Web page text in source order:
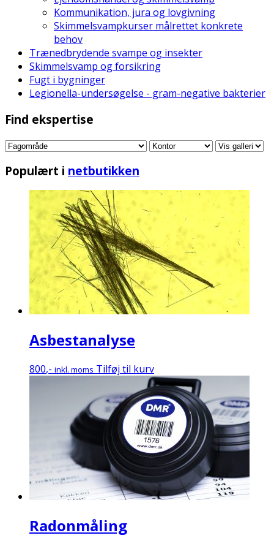
Kommunikation, jura og lovgivning
Skimmelsvampkurser målrettet konkrete
behov
Trænedbrydende svampe og insekter
Skimmelsvamp og forsikring
Fugt i bygninger
Legionella-undersøgelse - gram-negative bakterier
Find ekspertise
Populært i netbutikken
Asbestanalyse
800,- inkl. moms Tilføj til kurv
Radonmåling